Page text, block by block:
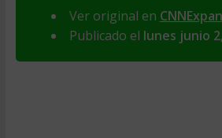
Ver original en
Publicado el lunes junio